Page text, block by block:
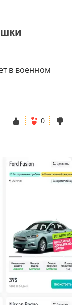
в военном
0